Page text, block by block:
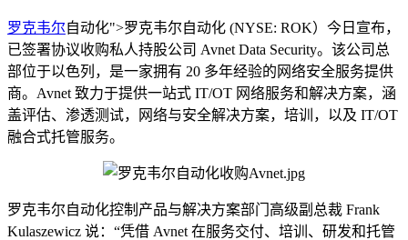
罗克韦尔自动化">罗克韦尔自动化 (NYSE: ROK）今日宣布，
已签署协议收购私人持股公司 Avnet Data Security。该公司总
部位于以色列，是一家拥有 20 多年经验的网络安全服务提供
商。Avnet 致力于提供一站式 IT/OT 网络服务和解决方案，涵
盖评估、渗透测试，网络与安全解决方案，培训，以及 IT/OT
融合式托管服务。
罗克韦尔自动化控制产品与解决方案部门高级副总裁 Frank
Kulaszewicz 说：“凭借 Avnet 在服务交付、培训、研发和托管